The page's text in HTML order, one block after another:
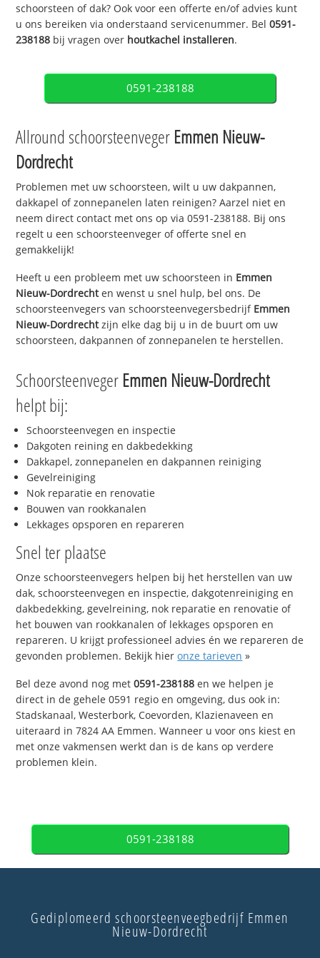
schoorsteen of dak? Ook voor een offerte en/of advies kunt
u ons bereiken via onderstaand servicenummer. Bel0591-
238188 bij vragen over houtkachel installeren.
0591-238188
Allround schoorsteenveger Emmen Nieuw-
Dordrecht
Problemen met uw schoorsteen, wilt u uw dakpannen,
dakkapel of zonnepanelen laten reinigen? Aarzel niet en
neem direct contact met ons op via 0591-238188. Bij ons
regelt u een schoorsteenveger of offerte snel en
gemakkelijk!
Heeft u een probleem met uw schoorsteen in Emmen
Nieuw-Dordrechten wenst u snel hulp, bel ons. De
schoorsteenvegers van schoorsteenvegersbedrijf Emmen
Nieuw-Dordrechtzijn elke dag bij u in de buurt om uw
schoorsteen, dakpannen of zonnepanelen te herstellen.
Schoorsteenveger Emmen Nieuw-Dordrecht
helpt bij:
Schoorsteenvegen en inspectie
Dakgoten reining en dakbedekking
Dakkapel, zonnepanelen en dakpannen reiniging
Gevelreiniging
Nok reparatie en renovatie
Bouwen van rookkanalen
Lekkages opsporen en repareren
Snel ter plaatse
Onze schoorsteenvegers helpen bij het herstellen van uw
dak, schoorsteenvegen en inspectie, dakgotenreiniging en
dakbedekking, gevelreining, nok reparatie en renovatie of
het bouwen van rookkanalen of lekkages opsporen en
repareren. U krijgt professioneel advies én we repareren de
gevonden problemen. Bekijk hieronze tarieven »
Bel deze avond nog met0591-238188 en we helpen je
direct in de gehele 0591 regio en omgeving, dus ook in:
Stadskanaal, Westerbork, Coevorden, Klazienaveen en
uiteraard in 7824 AA Emmen. Wanneer u voor ons kiest en
met onze vakmensen werkt dan is de kans op verdere
problemen klein.
0591-238188
Gediplomeerd schoorsteenveegbedrijf Emmen
Nieuw-Dordrecht